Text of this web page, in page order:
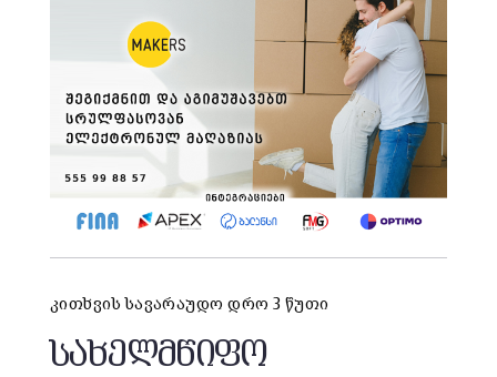
კითხვის სავარაუდო დრო 3 წუთი
სახელმწიფო